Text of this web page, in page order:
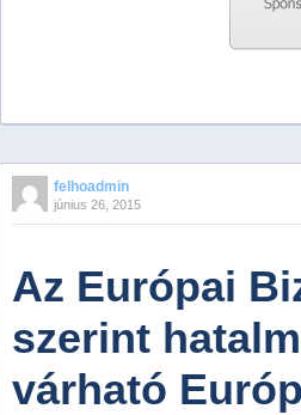
PreviousNextStop
2
5
felhoadmin
június 26, 2015
Az Európai
szerint
várható